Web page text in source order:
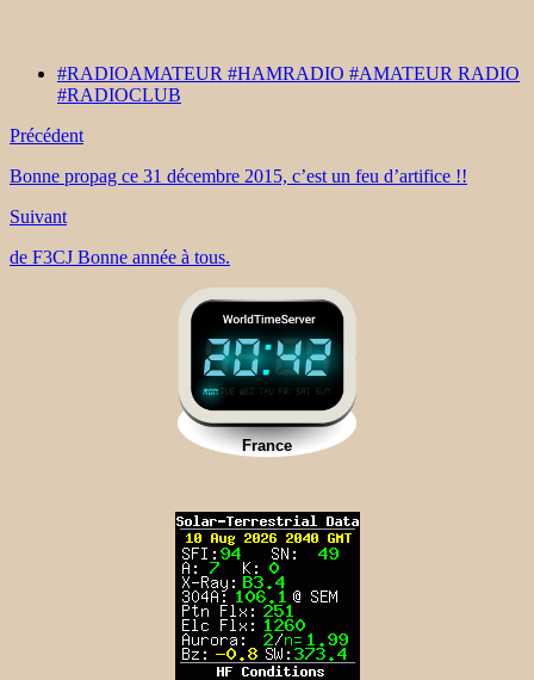
#RADIOAMATEUR #HAMRADIO #AMATEUR RADIO
#RADIOCLUB
Précédent
Bonne propag ce 31 décembre 2015, c’est un feu d’artifice !!
Suivant
de F3CJ Bonne année à tous.